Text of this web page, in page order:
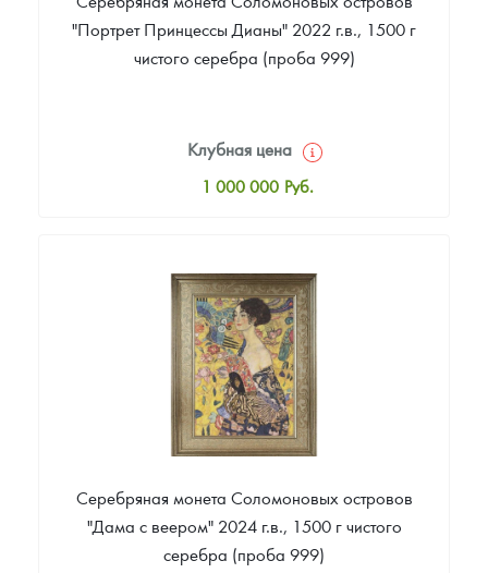
"Портрет Принцессы Дианы" 2022 г.в., 1500 г
чистого серебра (проба 999)
Клубная цена
1 000 000 Руб.
Цена выкупа
Звоните
Серебряная монета Соломоновых островов
"Дама с веером" 2024 г.в., 1500 г чистого
серебра (проба 999)